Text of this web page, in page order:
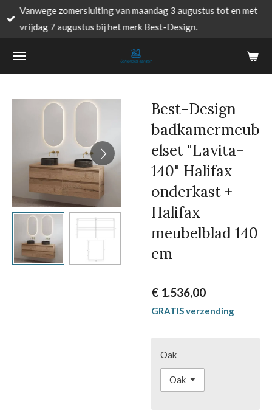
Ga
direct
de
Vanwege zomersluiting van maandag 3 augustus tot en met
vrijdag 7 augustus bij het merk Best-Design.
Best-Design
badkamermeub
elset "Lavita-
140" Halifax
onderkast +
Halifax
meubelblad 140
cm
€ 1.536,00
GRATIS verzending
Oak